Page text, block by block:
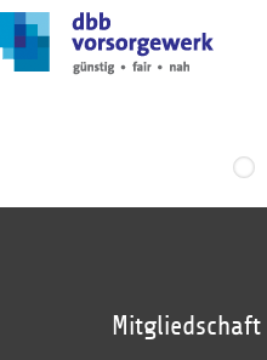
Mitgliedschaft